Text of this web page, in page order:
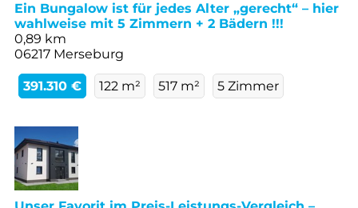
Ein Bungalow ist für jedes Alter „gerecht“ – hier
wahlweise mit 5 Zimmern + 2 Bädern !!!
0,89 km
06217 Merseburg
391.310 € 122 m² 517 m² 5 Zimmer